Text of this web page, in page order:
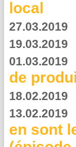
local
27.03.2019
19.03.2019
01.03.2019
de
18.02.2019
13.02.2019
en sont